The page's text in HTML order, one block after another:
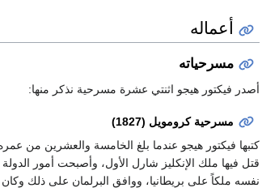
أعماله
مسرحياته
أصدر فيكتور هيجو اثنتي عشرة مسرحية نذكر منها:‏
مسرحية كرومويل (1827)‏
قتل فيها ملك الإنكليز شارل الأول، وأصبحت أمور
نفسه ملكاً على بريطانيا، ووافق البرلمان على ذلك